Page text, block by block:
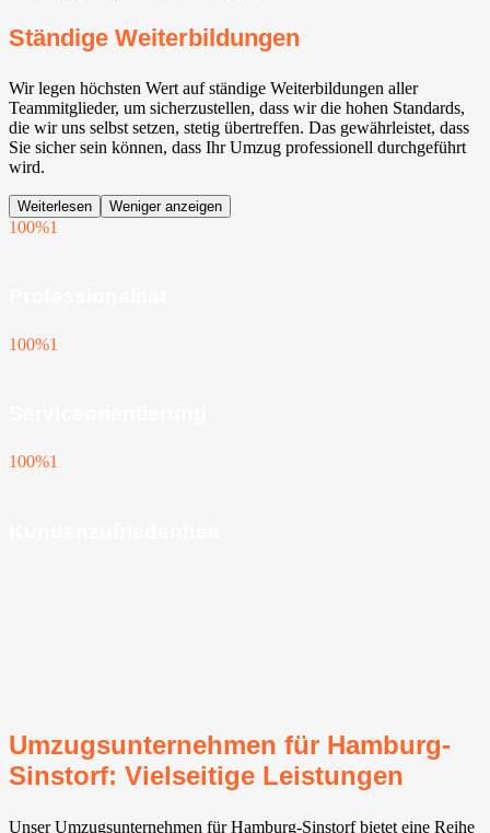
Ständige Weiterbildungen
Wir legen höchsten Wert auf ständige Weiterbildungen aller
Teammitglieder, um sicherzustellen, dass wir die hohen Standards,
die wir uns selbst setzen, stetig übertreffen. Das gewährleistet, dass
Sie sicher sein können, dass Ihr Umzug professionell durchgeführt
wird.
Weiterlesen Weniger anzeigen
100%1
100%1
100%1
Umzugsunternehmen für Hamburg-
Sinstorf: Vielseitige Leistungen
Unser Umzugsunternehmen für Hamburg-Sinstorf bietet eine Reihe